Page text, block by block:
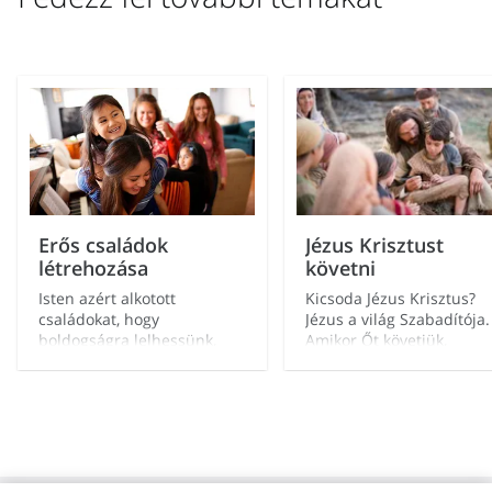
szolgálhassanak másokat, és a családjukkal lehessenek.
Továbbá az egyház hithű tagjai nem dohányoznak, nem
isznak és nem szerencsejátékoznak.
Erős családok
létrehozása
Isten azért alkotott
családokat, hogy
boldogságra lelhessünk,
Jézus Krisztust
követni
Kicsoda Jézus Krisztus?
Jézus a világ Szabadítója.
Amikor Őt követjük,